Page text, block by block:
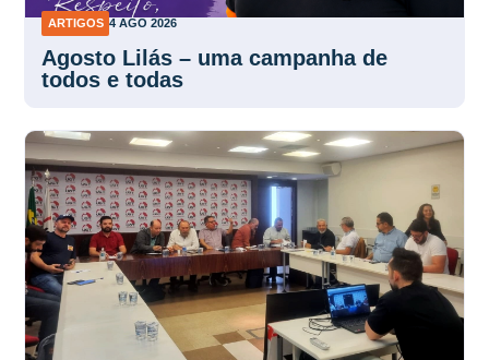
ARTIGOS 4 AGO 2026
Agosto Lilás – uma campanha de
todos e todas